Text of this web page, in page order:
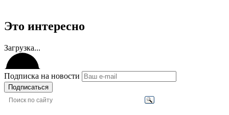
Это интересно
Загрузка...
Подписка на новости
Подписаться